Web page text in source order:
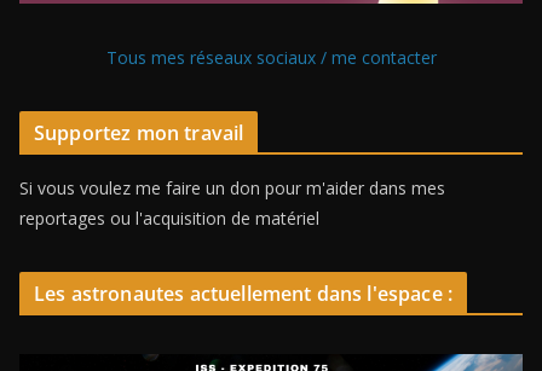
Tous mes réseaux sociaux / me contacter
Supportez mon travail
Si vous voulez me faire un don pour m'aider dans mes
reportages ou l'acquisition de matériel
Les astronautes actuellement dans l'espace :